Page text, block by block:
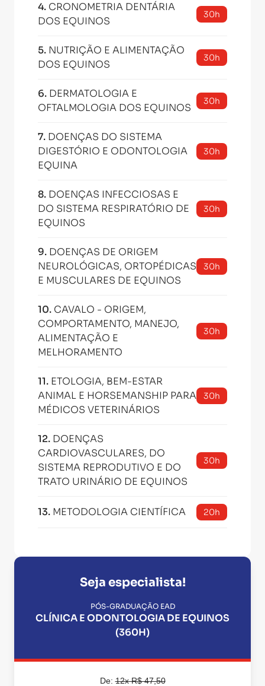
4. CRONOMETRIA DENTÁRIA
DOS EQUINOS
30h
5. NUTRIÇÃO E ALIMENTAÇÃO
DOS EQUINOS
30h
6. DERMATOLOGIA E
OFTALMOLOGIA DOS EQUINOS
30h
7. DOENÇAS DO SISTEMA
DIGESTÓRIO E ODONTOLOGIA
EQUINA
30h
8. DOENÇAS INFECCIOSAS E
DO SISTEMA RESPIRATÓRIO DE
EQUINOS
30h
9. DOENÇAS DE ORIGEM
NEUROLÓGICAS, ORTOPÉDICAS
E MUSCULARES DE EQUINOS
30h
10. CAVALO - ORIGEM,
COMPORTAMENTO, MANEJO,
ALIMENTAÇÃO E
MELHORAMENTO
30h
11. ETOLOGIA, BEM-ESTAR
ANIMAL E HORSEMANSHIP PARA
MÉDICOS VETERINÁRIOS
30h
12. DOENÇAS
CARDIOVASCULARES, DO
SISTEMA REPRODUTIVO E DO
TRATO URINÁRIO DE EQUINOS
30h
13. METODOLOGIA CIENTÍFICA 20h
Seja especialista!
PÓS-GRADUAÇÃO EAD
CLÍNICA E ODONTOLOGIA DE EQUINOS
(360H)
De:12x R$ 47,50